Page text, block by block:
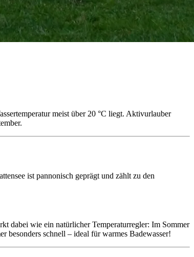
meist über 20 °C liegt. Aktivurlauber
ist pannonisch geprägt und zählt zu den
dabei wie ein natürlicher Temperaturregler: Im Sommer
besonders schnell – ideal für warmes Badewasser!